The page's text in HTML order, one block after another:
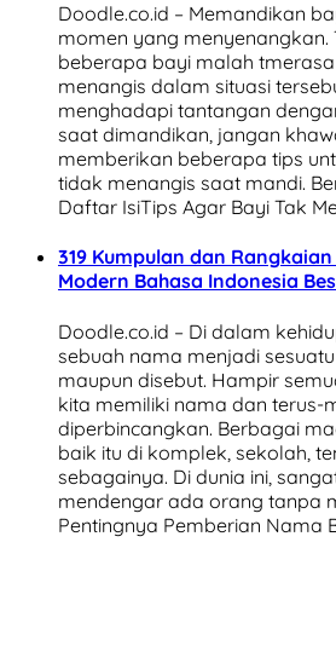
Doodle.co.id – Memandikan
momen yang menyenangkan.
beberapa bayi malah
menangis dalam situasi
menghadapi tantangan
saat dimandikan, jangan
memberikan beberapa tips
tidak menangis saat mandi.
Daftar IsiTips Agar Bayi Tak
319 Kumpulan dan
Modern Bahasa Indonesia
Doodle.co.id – Di dalam
sebuah nama menjadi
maupun disebut. Hampir
kita memiliki nama dan terus-
diperbincangkan. Berbagai
baik itu di komplek, sekolah,
sebagainya. Di dunia ini,
mendengar ada orang tanpa
Pentingnya Pemberian Nama